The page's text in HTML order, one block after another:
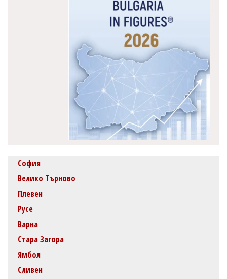
София
Велико Търново
Плевен
Русе
Варна
Стара Загора
Ямбол
Сливен